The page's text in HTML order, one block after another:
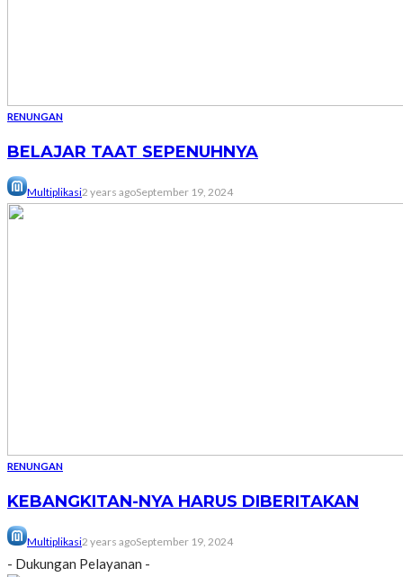
RENUNGAN
BELAJAR TAAT SEPENUHNYA
Multiplikasi2 years agoSeptember 19, 2024
RENUNGAN
KEBANGKITAN-NYA HARUS DIBERITAKAN
Multiplikasi2 years agoSeptember 19, 2024
- Dukungan Pelayanan -